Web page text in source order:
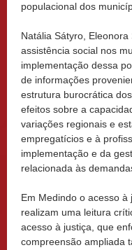
populacional dos
Natália Sátyro,
assistência social nos
implementação dessa
de informações
estrutura burocrática
efeitos sobre a
variações regionais e
empregatícios e à
implementação e da
relacionada às
Em Medindo o acesso
realizam uma leitura
acesso à justiça, que
compreensão ampliada